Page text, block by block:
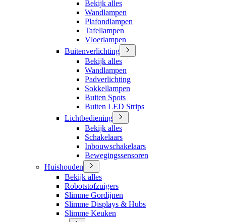
Bekijk alles
Wandlampen
Plafondlampen
Tafellampen
Vloerlampen
Buitenverlichting
Bekijk alles
Wandlampen
Padverlichting
Sokkellampen
Buiten Spots
Buiten LED Strips
Lichtbediening
Bekijk alles
Schakelaars
Inbouwschakelaars
Bewegingssensoren
Huishouden
Bekijk alles
Robotstofzuigers
Slimme Gordijnen
Slimme Displays & Hubs
Slimme Keuken